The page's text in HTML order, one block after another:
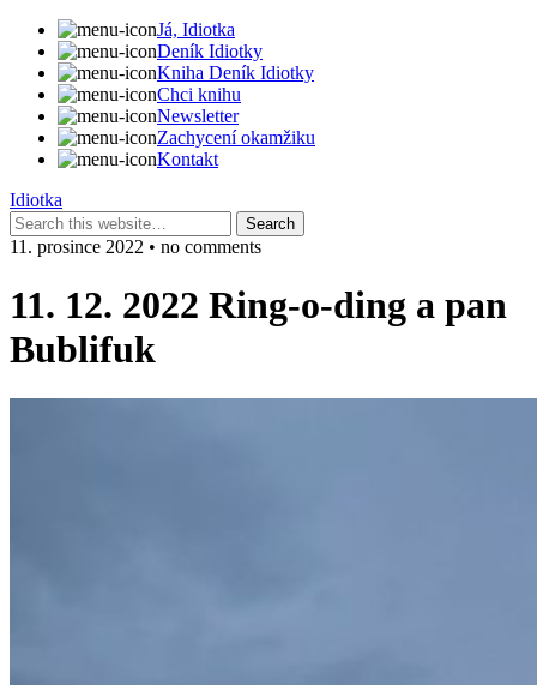
Já, Idiotka
Deník Idiotky
Kniha Deník Idiotky
Chci knihu
Newsletter
Zachycení okamžiku
Kontakt
Idiotka
11. prosince 2022 • no comments
11. 12. 2022 Ring-o-ding a pan
Bublifuk